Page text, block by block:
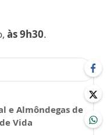
às 9h30.
e Almôndegas de
Vida